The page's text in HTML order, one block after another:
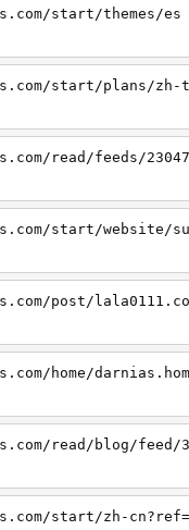
start/themes/es
start/plans/zh-
read/feeds/
start/website/
post/
home/
read/blog/feed/
start/zh-